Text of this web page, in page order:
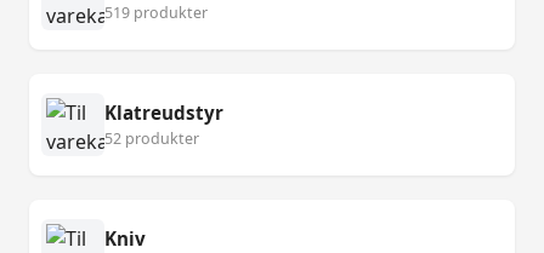
519 produkter
Klatreudstyr
52 produkter
Kniv